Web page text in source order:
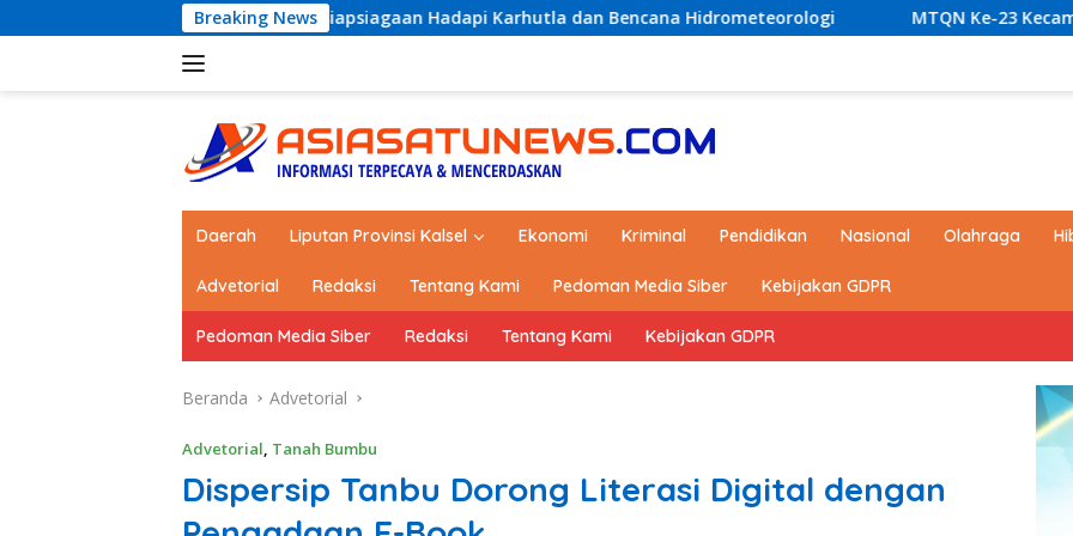
ke
Breaking News
Kesiapsiagaan Hadapi Karhutla dan Bencana Hidrometeorologi MTQN Ke-23 Kecamatan Simpang Empat:
Daerah Liputan Provinsi Kalsel Ekonomi Kriminal Pendidikan Nasional Olahraga
Advetorial Redaksi Tentang Kami Pedoman Media Siber Kebijakan GDPR
Pedoman Media Siber Redaksi Tentang Kami Kebijakan GDPR
Beranda Advetorial
Advetorial, Tanah Bumbu
Dispersip Tanbu Dorong Literasi Digital dengan